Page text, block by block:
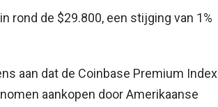
rond de $29.800, een stijging van 1%
aan dat de Coinbase Premium Index
aankopen door Amerikaanse